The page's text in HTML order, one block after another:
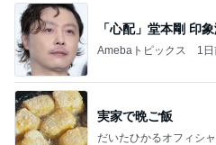
「心配」堂本剛 印
Amebaトピックス 1
実家で晩ご飯
だいたひかるオフィシ